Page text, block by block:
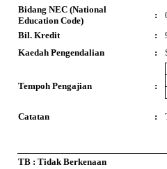
Bidang NEC (National
Education Code)
:
Bil. Kredit
:
Kaedah Pengendalian
:
Tempoh Pengajian :
Catatan :
TB : Tidak Berkenaan